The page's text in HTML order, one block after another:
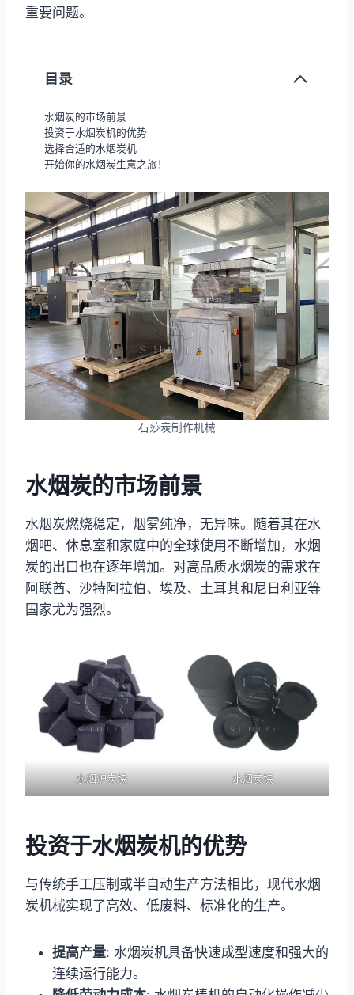
重要问题。
目录
水烟炭的市场前景
投资于水烟炭机的优势
选择合适的水烟炭机
开始你的水烟炭生意之旅！
石莎炭制作机械
水烟炭的市场前景
水烟炭燃烧稳定，烟雾纯净，无异味。随着其在水
烟吧、休息室和家庭中的全球使用不断增加，水烟
炭的出口也在逐年增加。对高品质水烟炭的需求在
阿联酋、沙特阿拉伯、埃及、土耳其和尼日利亚等
国家尤为强烈。
水烟炉炭块 水烟炭块
投资于水烟炭机的优势
与传统手工压制或半自动生产方法相比，现代水烟
炭机械实现了高效、低废料、标准化的生产。
提高产量: 水烟炭机具备快速成型速度和强大的
连续运行能力。